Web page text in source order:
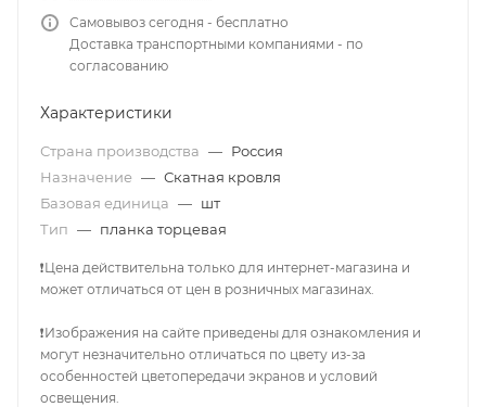
Самовывоз сегодня - бесплатно
Доставка транспортными компаниями - по
согласованию
Характеристики
Страна производства — Россия
Назначение — Скатная кровля
Базовая единица — шт
Тип — планка торцевая
❗Цена действительна только для интернет-магазина и
может отличаться от цен в розничных магазинах.
❗Изображения на сайте приведены для ознакомления и
могут незначительно отличаться по цвету из-за
особенностей цветопередачи экранов и условий
освещения.